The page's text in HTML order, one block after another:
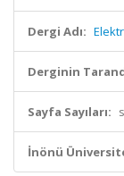
Dergi Adı:
Derginin
Sayfa Sayıları:
İnönü